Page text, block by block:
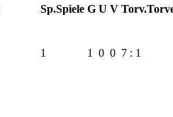
Sp.Spiele G U V Torv.
1 1 0 0 7 : 1